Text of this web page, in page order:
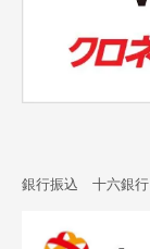
銀行振込 十六銀行